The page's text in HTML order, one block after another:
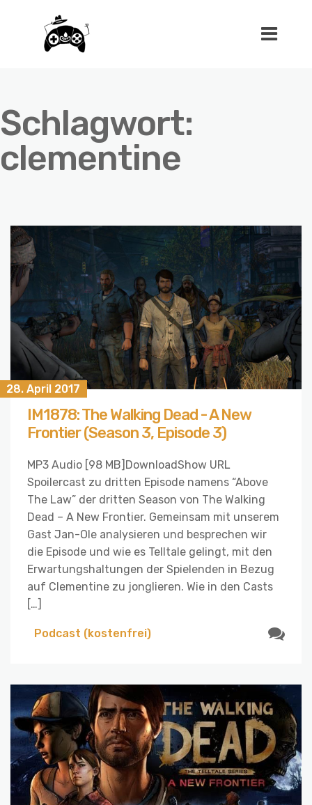
Schlagwort:
clementine
28. April 2017
IM1878: The Walking Dead - A New
Frontier (Season 3, Episode 3)
MP3 Audio [98 MB]DownloadShow URL
Spoilercast zu dritten Episode namens “Above
The Law” der dritten Season von The Walking
Dead – A New Frontier. Gemeinsam mit unserem
Gast Jan-Ole analysieren und besprechen wir
die Episode und wie es Telltale gelingt, mit den
Erwartungshaltungen der Spielenden in Bezug
auf Clementine zu jonglieren. Wie in den Casts
[…]
Podcast (kostenfrei)